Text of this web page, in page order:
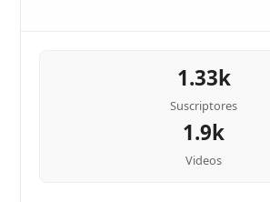
1.33k
Suscriptores
1.9k
Videos